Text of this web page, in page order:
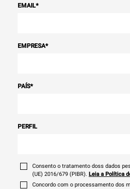
EMAIL*
EMPRESA*
PAÍS*
PERFIL
Consento o tratamento doss dados
(UE) 2016/679 (PIBR). Leia a Política
Concordo com o processamento dos